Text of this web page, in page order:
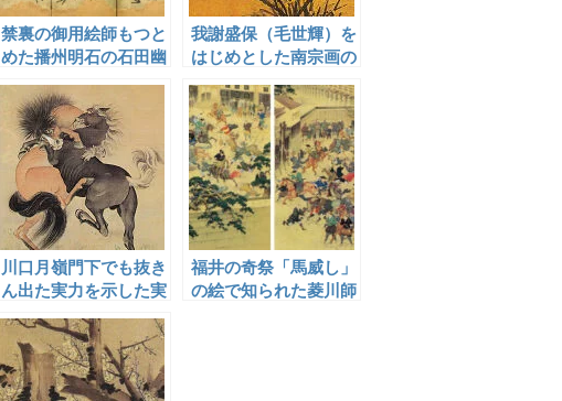
禁裏の御用絵師もつと
めた播州明石の石田幽
我謝盛保（毛世輝）を
はじめとした南宗画の
川口月嶺門下でも抜き
ん出た実力を示した実
福井の奇祭「馬威し」
の絵で知られた菱川師